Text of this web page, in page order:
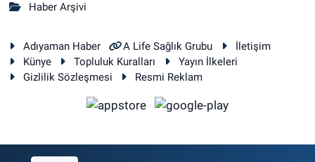
Haber Arşivi
Adıyaman Haber A Life Sağlık Grubu
İletişim
Künye
Topluluk Kuralları
Yayın İlkeleri
Gizlilik Sözleşmesi
Resmi Reklam